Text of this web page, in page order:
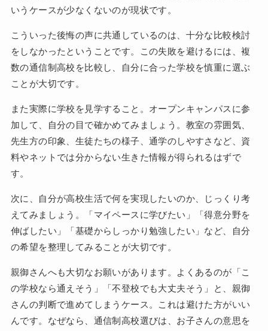
いうケースが少なくないのが現状です。
こういった後悔の声に共通しているのは、十分な比較検討
をしなかったということです。この失敗を避けるには、複
数の通信制高校を比較し、自分に合った学校を慎重に選ぶ
ことが大切です。
また実際に学校を見学すること。オープンキャンパスに参
加して、自分の目で確かめてみましょう。教室の雰囲気、
先生方の印象、生徒たちの様子、通学のしやすさなど、資
料やネットでは分からない生きた情報が得られるはずで
す。
次に、自分が高校生活で何を実現したいのか、じっくり考
えてみましょう。「マイペースに学びたい」「得意分野を
伸ばしたい」「基礎からしっかり勉強したい」など、自分
の希望を整理してみることが大切です。
親御さんへも大切なお願いがあります。よくあるのが「こ
の学校なら通えそう」「不登校でも大丈夫そう」と、親御
さんの判断で進めてしまうケース。これは避けた方がいい
んです。なぜなら、通信制高校選びは、お子さんの意思を